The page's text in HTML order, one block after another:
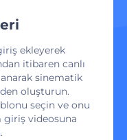
ekleyerek
itibaren canlı
sinematik
oluşturun.
seçin ve onu
giriş videosuna